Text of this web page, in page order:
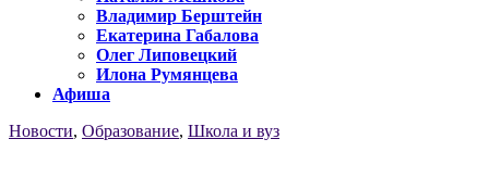
Владимир Берштейн
Екатерина Габалова
Олег Липовецкий
Илона Румянцева
Афиша
Новости, Образование, Школа и вуз